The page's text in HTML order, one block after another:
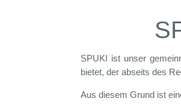
SPUKI ist unser
bietet, der abseits des
Aus diesem Grund ist